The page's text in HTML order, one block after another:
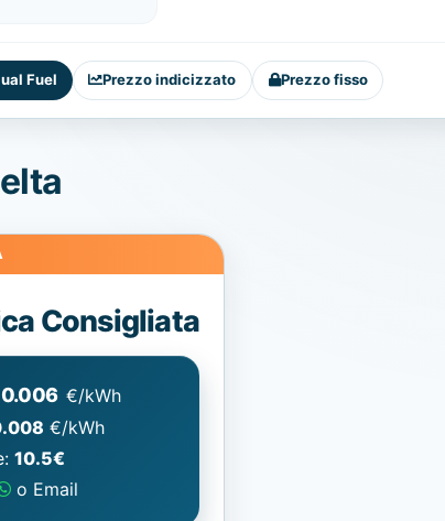
Fuel Prezzo indicizzato Prezzo fisso
Consigliata
0.006 €/kWh
€/kWh
10.5€
o Email